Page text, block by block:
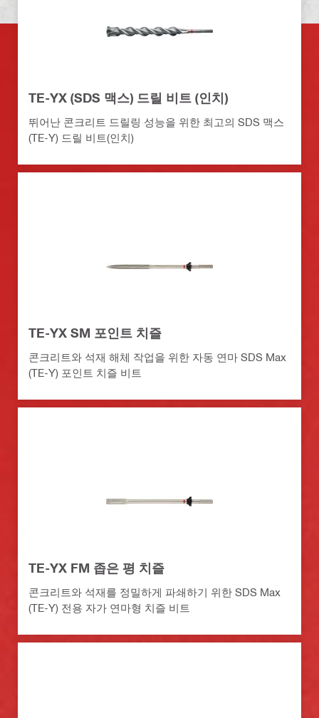
TE-YX (SDS 맥스) 드릴 비트 (인치)
뛰어난 콘크리트 드릴링 성능을 위한 최고의 SDS 맥스
(TE-Y) 드릴 비트(인치)
TE-YX SM 포인트 치즐
콘크리트와 석재 해체 작업을 위한 자동 연마 SDS Max
(TE-Y) 포인트 치즐 비트
TE-YX FM 좁은 평 치즐
콘크리트와 석재를 정밀하게 파쇄하기 위한 SDS Max
(TE-Y) 전용 자가 연마형 치즐 비트